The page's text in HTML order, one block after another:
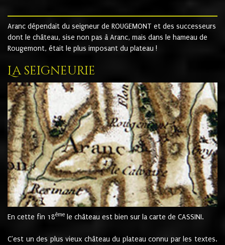
Aranc dépendait du seigneur de ROUGEMONT et des successeurs
dont le château, sise non pas à Aranc, mais dans le hameau de
Rougemont, était le plus imposant du plateau !
La seigneurie
En cette fin 18ème le château est bien sur la carte de CASSINI.
C'est un des plus vieux château du plateau connu par les textes.